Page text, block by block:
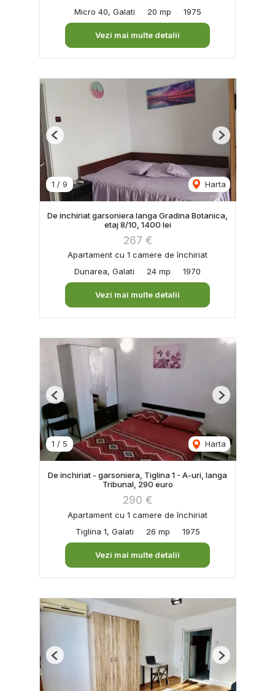
Micro 40, Galati 20 mp 1975
Vezi mai multe detalii
1 / 9 Harta
Previous Next
De inchiriat garsoniera langa Gradina Botanica,
etaj 8/10, 1400 lei
267 €
Apartament cu 1 camere de închiriat
Dunarea, Galati
24 mp 1970
Vezi mai multe detalii
1 / 5 Harta
Previous Next
De inchiriat - garsoniera, Tiglina 1 - A-uri, langa
Tribunal, 290 euro
290 €
Apartament cu 1 camere de închiriat
Tiglina 1, Galati
26 mp 1975
Vezi mai multe detalii
Previous Next